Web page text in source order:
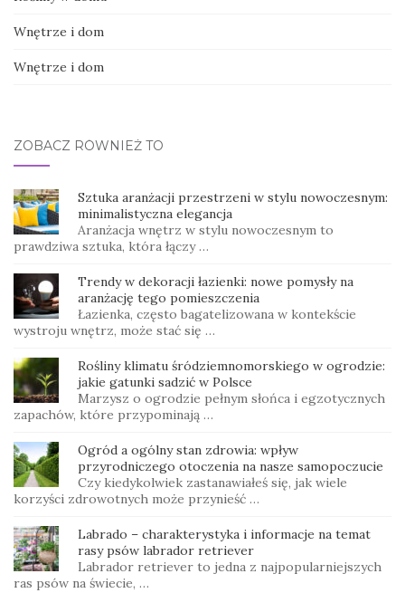
Wnętrze i dom
Wnętrze i dom
ZOBACZ RÓWNIEŻ TO
Sztuka aranżacji przestrzeni w stylu nowoczesnym:
minimalistyczna elegancja
Aranżacja wnętrz w stylu nowoczesnym to
prawdziwa sztuka, która łączy …
Trendy w dekoracji łazienki: nowe pomysły na
aranżację tego pomieszczenia
Łazienka, często bagatelizowana w kontekście
wystroju wnętrz, może stać się …
Rośliny klimatu śródziemnomorskiego w ogrodzie:
jakie gatunki sadzić w Polsce
Marzysz o ogrodzie pełnym słońca i egzotycznych
zapachów, które przypominają …
Ogród a ogólny stan zdrowia: wpływ
przyrodniczego otoczenia na nasze samopoczucie
Czy kiedykolwiek zastanawiałeś się, jak wiele
korzyści zdrowotnych może przynieść …
Labrado – charakterystyka i informacje na temat
rasy psów labrador retriever
Labrador retriever to jedna z najpopularniejszych
ras psów na świecie, …